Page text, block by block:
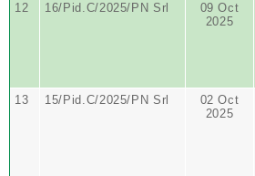
12
16/Pid.C/2025/PN Srl
09 Oct
2025
13
15/Pid.C/2025/PN Srl
02 Oct
2025